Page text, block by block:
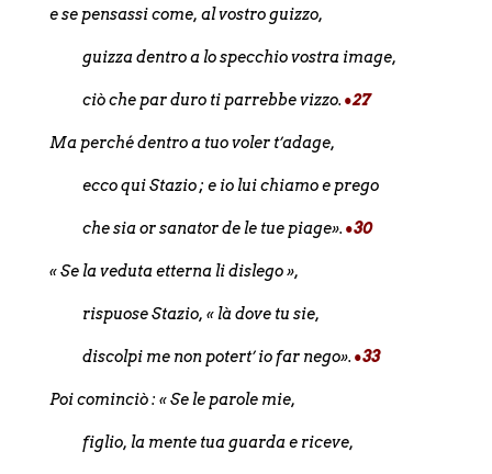
e se pensassi come, al vostro guizzo,
guizza dentro a lo specchio vostra image,
ciò che par duro ti parrebbe vizzo. •27
Ma perché dentro a tuo voler t’adage,
ecco qui Stazio ; e io lui chiamo e prego
che sia or sanator de le tue piage». •30
« Se la veduta etterna li dislego »,
rispuose Stazio, « là dove tu sie,
discolpi me non potert’ io far nego». •33
Poi cominciò : « Se le parole mie,
figlio, la mente tua guarda e riceve,